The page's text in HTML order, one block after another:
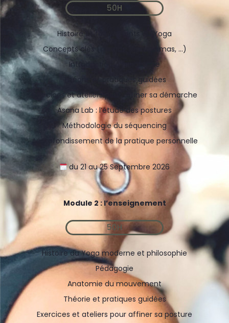
50H
Histoire et fondements du Yoga
Concepts clés (asanas, pranayamas, …)
Introduction à l’anatomie
Théorie et pratiques guidées
Exercices et ateliers pour affiner sa démarche
Asana Lab : l’étude des postures
Méthodologie du séquencing
Approfondissement de la pratique personnelle
du 21 au 25 Septembre 2026
Module 2 : l’enseignement
50H
Histoire du Yoga moderne et philosophie
Pédagogie
Anatomie du mouvement
Théorie et pratiques guidées
Exercices et ateliers pour affiner sa posture